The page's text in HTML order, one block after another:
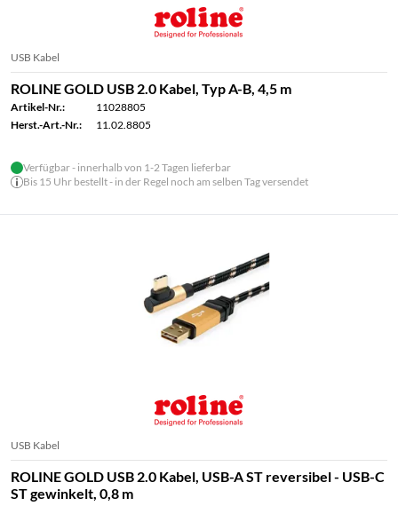
USB Kabel
ROLINE GOLD USB 2.0 Kabel, Typ A-B, 4,5 m
Artikel-Nr.:
11028805
Herst.-Art.-Nr.:
11.02.8805
Verfügbar - innerhalb von 1-2 Tagen lieferbar
Bis 15 Uhr bestellt - in der Regel noch am selben Tag versendet
USB Kabel
ROLINE GOLD USB 2.0 Kabel, USB-A ST reversibel - USB-C
ST gewinkelt, 0,8 m